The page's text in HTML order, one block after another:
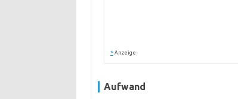
* Anzeige
Aufwand